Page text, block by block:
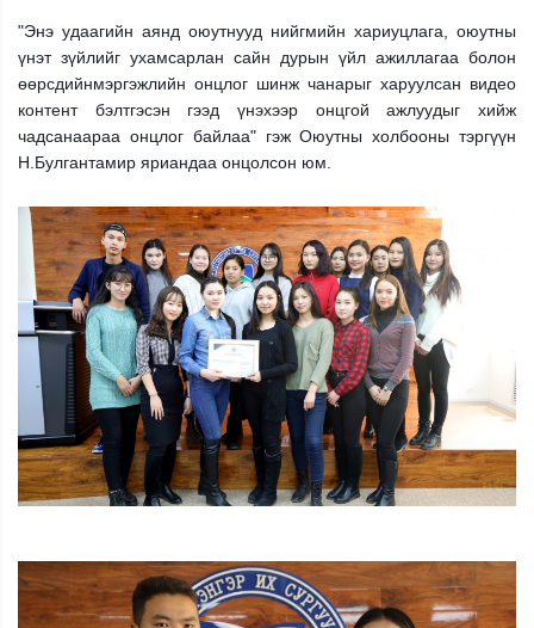
"Энэ удаагийн аянд оюутнууд нийгмийн хариуцлага, оюутны
үнэт зүйлийг ухамсарлан сайн дурын үйл ажиллагаа болон
өөрсдийнмэргэжлийн онцлог шинж чанарыг харуулсан видео
контент бэлтгэсэн гээд үнэхээр онцгой ажлуудыг хийж
чадсанаараа онцлог байлаа" гэж Оюутны холбооны тэргүүн
Н.Булгантамир яриандаа онцолсон юм.